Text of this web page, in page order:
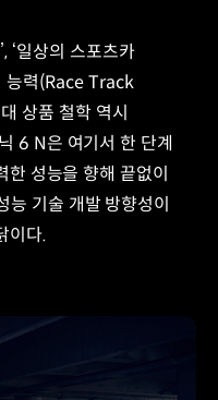
‘일상의 스포츠카
능력(Race Track
상품 철학 역시
6 N은 여기서 한 단계
한 성능을 향해 끝없이
능 기술 개발 방향성이
이다.